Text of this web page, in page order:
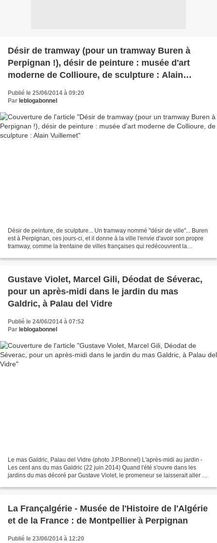
Désir de tramway (pour un tramway Buren à
Perpignan !), désir de peinture : musée d'art
moderne de Collioure, de sculpture : Alain
Publié le 25/06/2014 à 09:20
Par leblogabonnel
Désir de peinture, de sculpture... Un tramway nommé "désir de ville"... Buren
est à Perpignan, ces jours-ci, et il donne à la ville l'envie d'avoir son propre
tramway, comme la trentaine de villes françaises qui redécouvrent la
Gustave Violet, Marcel Gili, Déodat de Séverac,
pour un après-midi dans le jardin du mas
Galdric, à Palau del Vidre
Publié le 24/06/2014 à 07:52
Par leblogabonnel
Le mas Galdric, Palau del Vidre (photo J.P.Bonnel) L'après-midi au jardin -
Les cent ans du mas Galdric (22 juin 2014) Quand l'été s'ouvre dans les
jardins du mas décoré par Gustave Violet, le promeneur se laisserait aller au
La Françalgérie - Musée de l'Histoire de l'Algérie
et de la France : de Montpellier à Perpignan
Publié le 23/06/2014 à 12:20